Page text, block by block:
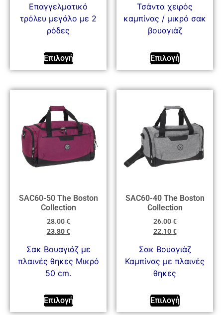
Επαγγελματικό
τρόλευ μεγάλο με 2
ρόδες
Επιλογή
Τσάντα χειρός
καμπίνας / μικρό σακ
βουαγιάζ
Επιλογή
SAC60-50 The Boston
Collection
28.00€
23.80€
Σακ Βουαγιάζ με
πλαινές θηκες Μικρό
50 cm.
Επιλογή
SAC60-40 The Boston
Collection
26.00€
22.10€
Σακ Βουαγιάζ
Καμπίνας με πλαινές
θηκες
Επιλογή